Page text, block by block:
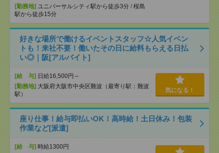
[勤務地] ユニバーサルシティ駅から徒歩3分 / 桜島
駅から徒歩15分
好きな場所で働けるイベントスタッフ☆人気イベン
トも！来社不要！働いたその日に給料もらえる日払
い◎｜阪[アルバイト]
[給 与] 日給16,500円～
[勤務地] 大阪府大阪市中央区難波（最寄り駅：難波
駅）
気になる！
座り仕事！給与即払いOK！高時給！土日休み！包装
作業など[派遣]
[給 与] 時給1300円